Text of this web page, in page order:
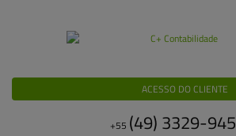
ACESSO DO CLIENTE
+55 (49) 3329-